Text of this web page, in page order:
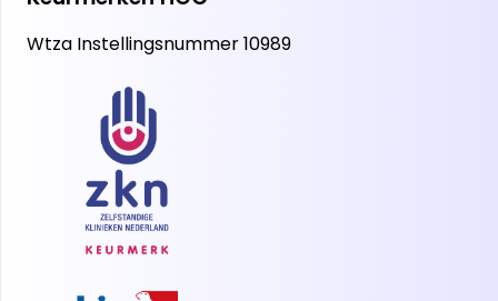
Wtza Instellingsnummer 10989